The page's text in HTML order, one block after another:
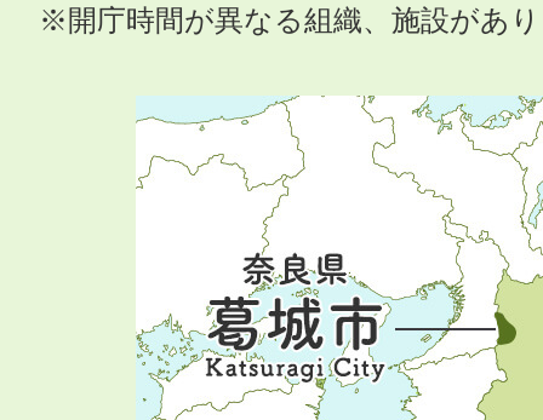
※開庁時間が異なる組織、施設があ